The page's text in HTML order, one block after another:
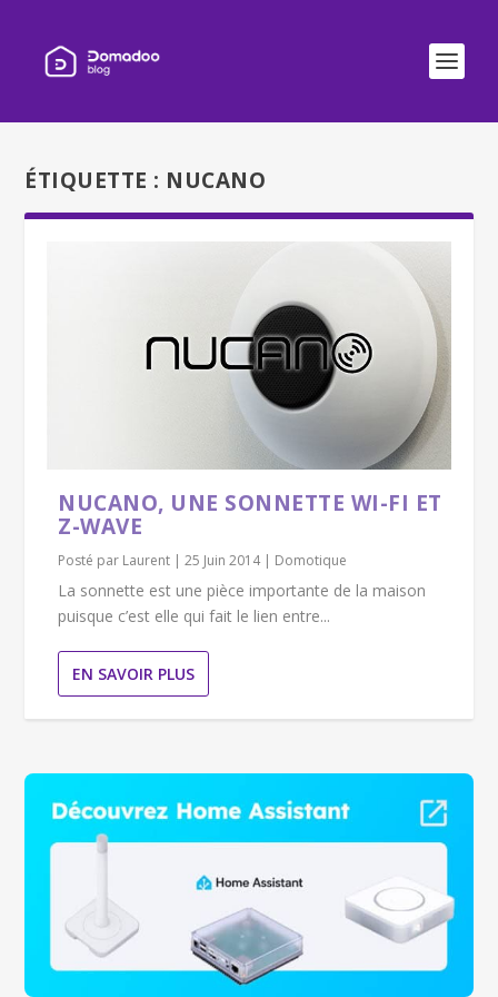
ÉTIQUETTE : NUCANO
NUCANO, UNE SONNETTE WI-FI ET
Z-WAVE
Posté par Laurent |25 Juin 2014| Domotique
La sonnette est une pièce importante de la maison
puisque c’est elle qui fait le lien entre...
EN SAVOIR PLUS